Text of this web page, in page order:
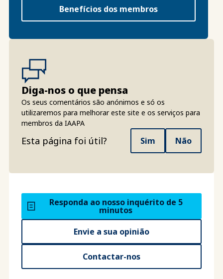
Benefícios dos membros
Diga-nos o que pensa
Os seus comentários são anónimos e só os
utilizaremos para melhorar este site e os serviços para
membros da IAAPA
Esta página foi útil? Sim Não
Responda ao nosso inquérito de 5
minutos
Envie a sua opinião
Contactar-nos